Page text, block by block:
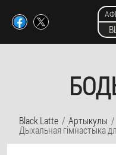
Black Latte Артыкулы
Дыхальная гімнастыка